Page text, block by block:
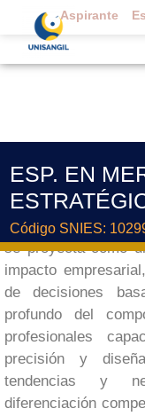
Aspirante
ESP. EN
Código SNIES:
La Especialización
se proyecta como
impacto
de decisiones
profundo del
profesionales
precisión y
tendencias y
diferenciación